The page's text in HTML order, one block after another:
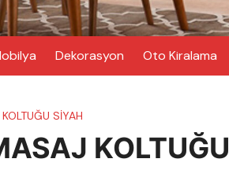
Dekorasyon Oto Kiralama
SİYAH
KOLTUĞU